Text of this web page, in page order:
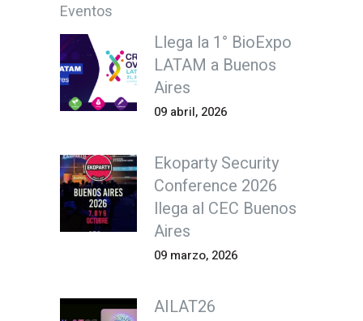
Eventos
Llega la 1° BioExpo
LATAM a Buenos
Aires
09 abril, 2026
Ekoparty Security
Conference 2026
llega al CEC Buenos
Aires
09 marzo, 2026
AILAT26